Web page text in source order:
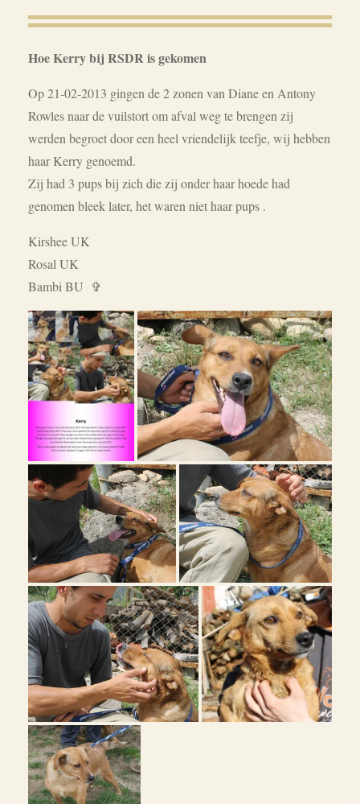
Hoe Kerry bij RSDR is gekomen
Op 21-02-2013 gingen de 2 zonen van Diane en Antony
Rowles naar de vuilstort om afval weg te brengen zij
werden begroet door een heel vriendelijk teefje, wij hebben
haar Kerry genoemd.
Zij had 3 pups bij zich die zij onder haar hoede had
genomen bleek later, het waren niet haar pups .
Kirshee UK
Rosal UK
Bambi BU ✞